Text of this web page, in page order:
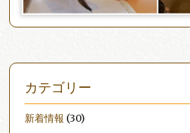
カテゴリー
新着情報 (30)